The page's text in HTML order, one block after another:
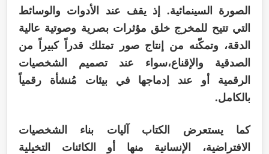
الصورة السينمائية. إذ يقف عند الأدوات والوسائط
التي تتيح للمخرج خلق مؤثرات بصرية وصوتية عالية
الدقة، وتمكّنه من إنتاج صور تمتلك قدراً كبيراً من
الصدقية والإقناع،سواء عند تصميم الشخصيات
الرقمية أو عند إدماجها في بيئات مُنشأة رقمياً
بالكامل.
كما يستعرض الكتاب آليات بناء الشخصيات
الافتراضية، الإنسانية منها أو الكائنات التخيلية